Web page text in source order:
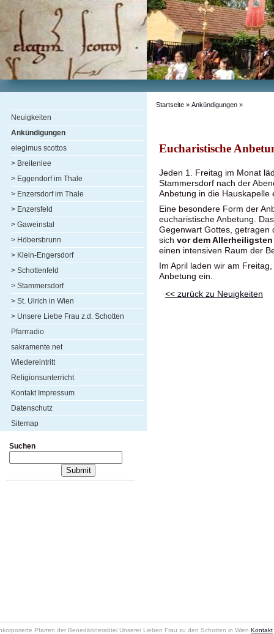
Neuigkeiten
Ankündigungen
elegimus scottos
> Breitenlee
> Eggendorf im Thale
> Enzersdorf im Thale
> Enzersfeld
> Gaweinstal
> Höbersbrunn
> Klein-Engersdorf
> Schottenfeld
> Stammersdorf
> St. Ulrich in Wien
> Unsere Liebe Frau z.d. Schotten
Pfarrradio
sakramente.net
Wiedereintritt
Religionsunterricht
Kontakt Impressum
Datenschutz
Sitemap
Suchen
Startseite » Ankündigungen »
Eucharistische
Jeden 1. Freitag im Monat
Stammersdorf nach der
Anbetung in die Hauskapelle
Eine besondere Form der
eucharistische Anbetung.
Gegenwart Gottes, getragen
sich vor dem Allerheiligsten
einen intensiven Raum der
Im April laden wir am
Anbetung ein.
<< zurück zu Neuigkeiten
Pfarren der Benediktinerabtei Unserer Lieben Frau zu den Schotten in Wien Kontakt